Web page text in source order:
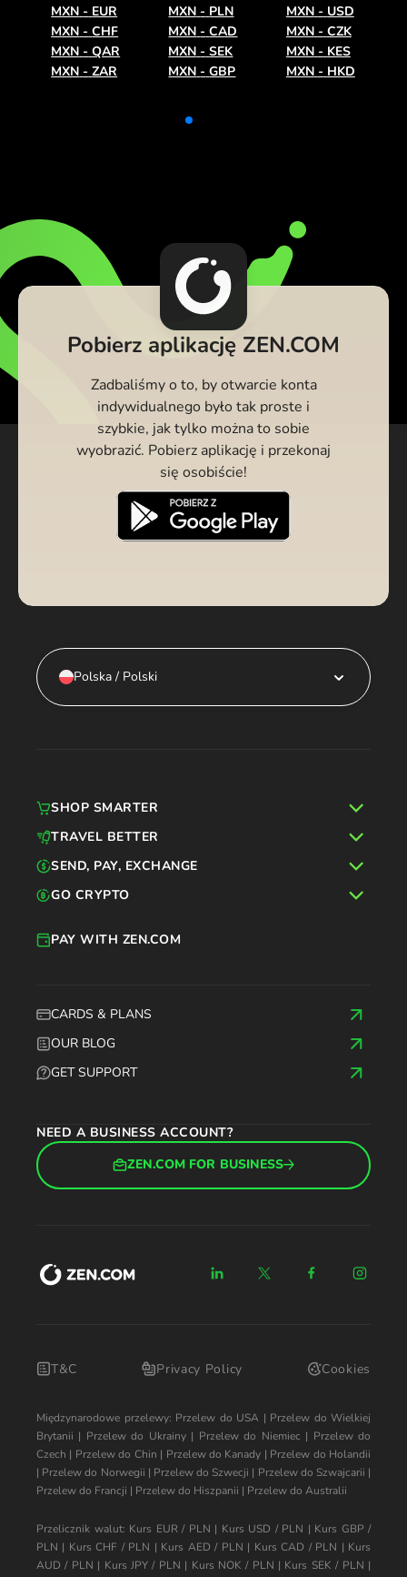
MXN - EUR MXN - PLN MXN - USD
MXN - CHF MXN - CAD MXN - CZK
MXN - QAR MXN - SEK MXN - KES
MXN - ZAR MXN - GBP MXN - HKD
Pobierz aplikację ZEN.COM
Zadbaliśmy o to, by otwarcie konta
indywidualnego było tak proste i
szybkie, jak tylko można to sobie
wyobrazić. Pobierz aplikację i przekonaj
się osobiście!
Polska / Polski
CARDS & PLANS
OUR BLOG
GET SUPPORT
PAY WITH ZEN.COM
NEED A BUSINESS ACCOUNT?
ZEN.COM FOR BUSINESS
SHOP SMARTER
TRAVEL BETTER
SEND, PAY, EXCHANGE
GO CRYPTO
T&C Privacy Policy Cookies
Międzynarodowe przelewy: Przelew do USA | Przelew do Wielkiej
Brytanii | Przelew do Ukrainy| Przelew do Niemiec | Przelew do
Czech | Przelew do Chin | Przelew do Kanady | Przelew do Holandii
| Przelew do Norwegii | Przelew do Szwecji | Przelew do Szwajcarii |
Przelew do Francji | Przelew do Hiszpanii | Przelew do Australii
Przelicznik walut: Kurs EUR / PLN | Kurs USD / PLN | Kurs GBP /
PLN | Kurs CHF / PLN | Kurs AED / PLN | Kurs CAD / PLN | Kurs
AUD / PLN | Kurs JPY / PLN | Kurs NOK / PLN | Kurs SEK / PLN |